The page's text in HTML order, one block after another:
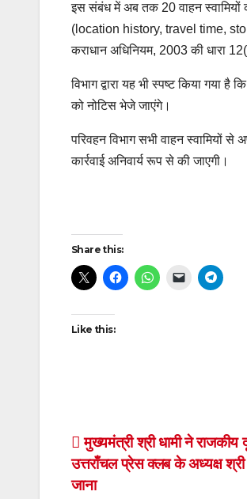
इस संबंध में अब तक 20 वाहन स्वामियों
(location history, travel time,
कराधान अधिनियम, 2003 की धारा
विभाग द्वारा यह भी स्पष्ट किया गया
को नोटिस भेजे जाएंगे।
परिवहन विभाग सभी वाहन स्वामियों
कार्रवाई अनिवार्य रूप से की जाएगी।
Post
navigation
Share this:
Like this:
Post
navigation
मुख्यमंत्री श्री धामी ने
उत्तराँचल प्रेस क्लब के अध्यक्ष श्री
जाना